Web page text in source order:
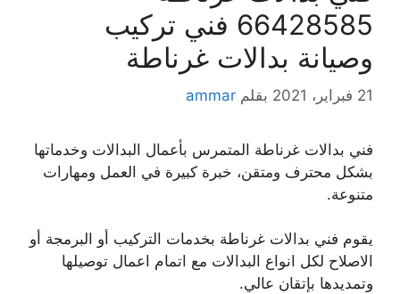
66428585 فني تركيب
وصيانة بدالات غرناطة
21 فبراير، 2021 بقلم ammar
فني بدالات غرناطة المتمرس بأعمال البدالات وخدماتها
بشكل محترف ومتقن، خبرة كبيرة في العمل ومهارات
متنوعة.
يقوم فني بدالات غرناطة بخدمات التركيب أو البرمجة أو
الاصلاح لكل انواع البدالات مع اتمام اعمال توصيلها
وتمديدها بإتقان عالي.